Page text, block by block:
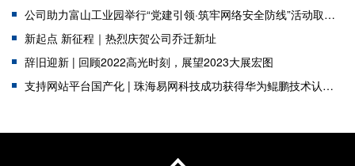
公司助力富山工业园举行“党建引领·筑牢网络安全防线”活动取得圆满成功！
新起点 新征程｜热烈庆贺公司乔迁新址
辞旧迎新 | 回顾2022高光时刻，展望2023大展宏图
支持网站平台国产化 | 珠海易网科技成功获得华为鲲鹏技术认证书！
热点推介 | 百度黄金展位、网站可信认证、SSL证书、商标注册
喜讯：易云科技荣获大华科技“认证核心工程商”授权